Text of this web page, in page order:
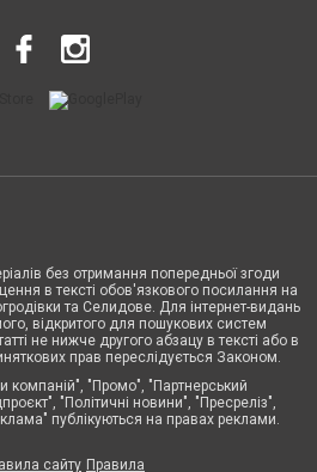
без отримання попередньої згоди
в тексті обов'язкового посилання на
та Селидове. Для інтернет-видань
відкритого для пошукових систем
не нижче другого абзацу в тексті або в
прав переслідується Законом.
компаній", "Промо", "Партнерський
"Політичні новини", "Пресреліз",
публікуються на правах реклами.
сайту Правила